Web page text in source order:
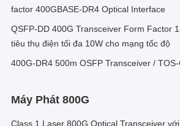
factor 400GBASE-DR4 Optical Interface
QSFP-DD 400G Transceiver Form Factor
tiêu thụ điện tối đa 10W cho mạng tốc độ
400G-DR4 500m OSFP Transceiver /
Máy Phát 800G
Class 1 Laser 800G Optical Transceiver